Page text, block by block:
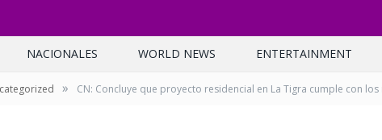
NACIONALES WORLD NEWS ENTERTAINMENT
» CN: Concluye que proyecto residencial en La Tigra cumple con